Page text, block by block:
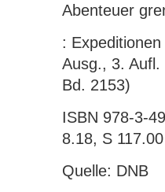
Abenteuer
:
Ausg., 3.
Bd. 2153)
ISBN 978-3-
8.18, S 117.00
Quelle: DNB